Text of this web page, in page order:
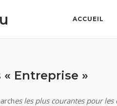
ACCUEIL
Entreprise »
es les plus courantes pour les